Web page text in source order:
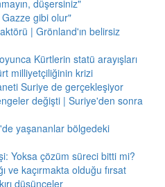
düşersiniz"
Gazze gibi olur"
| Grönland'ın belirsiz
Kürtlerin statü arayışları
milliyetçiliğinin krizi
Suriye de gerçekleşiyor
değişti | Suriye'den sonra
yaşananlar bölgedeki
Yoksa çözüm süreci bitti mi?
ve kaçırmakta olduğu fırsat
düşünceler